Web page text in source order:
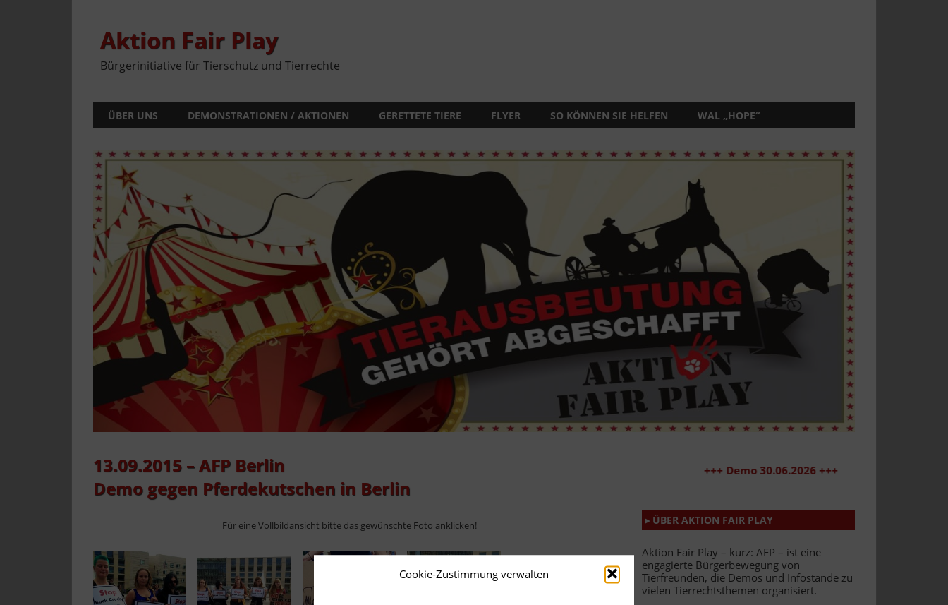
Cookie-Zustimmung verwalten
springenAktion Fair Play
Bürgerinitiative für Tierschutz und Tierrechte
ÜBER UNS DEMONSTRATIONEN / AKTIONEN GERETTETE TIERE FLYER SO KÖNNEN SIE HELFEN WAL „HOPE“
13.09.2015 – AFP Berlin
Demo gegen Pferdekutschen in Berlin
Für eine Vollbildansicht bitte das gewünschte Foto anklicken!
+++ Demo 30.06.2026 +++
▸ ÜBER AKTION FAIR PLAY
Aktion Fair Play – kurz: AFP – ist eine
engagierte Bürgerbewegung von
Tierfreunden, die Demos und Infostände zu
vielen Tierrechtsthemen organisiert.